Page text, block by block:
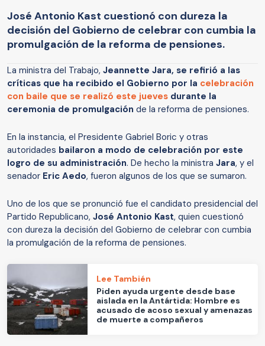
José Antonio Kast cuestionó con dureza la
decisión del Gobierno de celebrar con cumbia la
promulgación de la reforma de pensiones.
La ministra del Trabajo, Jeannette Jara, se refirió a las
críticas que ha recibido el Gobierno por la celebración
con baile que se realizó este jueves durante la
ceremonia de promulgación de la reforma de pensiones.
En la instancia, el Presidente Gabriel Boric y otras
autoridades bailaron a modo de celebración por este
logro de su administración. De hecho la ministra Jara, y el
senador Eric Aedo, fueron algunos de los que se sumaron.
Uno de los que se pronunció fue el candidato presidencial del
Partido Republicano, José Antonio Kast, quien cuestionó
con dureza la decisión del Gobierno de celebrar con cumbia
la promulgación de la reforma de pensiones.
Lee También
Piden ayuda urgente desde base
aislada en la Antártida: Hombre es
acusado de acoso sexual y amenazas
de muerte a compañeros